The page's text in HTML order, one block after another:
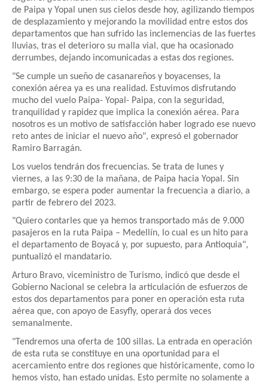
de Paipa y Yopal unen sus cielos desde hoy, agilizando tiempos
de desplazamiento y mejorando la movilidad entre estos dos
departamentos que han sufrido las inclemencias de las fuertes
lluvias, tras el deterioro su malla vial, que ha ocasionado
derrumbes, dejando incomunicadas a estas dos regiones.
"Se cumple un sueño de casanareños y boyacenses, la
conexión aérea ya es una realidad. Estuvimos disfrutando
mucho del vuelo Paipa- Yopal- Paipa, con la seguridad,
tranquilidad y rapidez que implica la conexión aérea. Para
nosotros es un motivo de satisfacción haber logrado ese nuevo
reto antes de iniciar el nuevo año", expresó el gobernador
Ramiro Barragán.
Los vuelos tendrán dos frecuencias. Se trata de lunes y
viernes, a las 9:30 de la mañana, de Paipa hacia Yopal. Sin
embargo, se espera poder aumentar la frecuencia a diario, a
partir de febrero del 2023.
"Quiero contarles que ya hemos transportado más de 9.000
pasajeros en la ruta Paipa – Medellín, lo cual es un hito para
el departamento de Boyacá y, por supuesto, para Antioquia",
puntualizó el mandatario.
Arturo Bravo, viceministro de Turismo, indicó que desde el
Gobierno Nacional se celebra la articulación de esfuerzos de
estos dos departamentos para poner en operación esta ruta
aérea que, con apoyo de Easyfly, operará dos veces
semanalmente.
"Tendremos una oferta de 100 sillas. La entrada en operación
de esta ruta se constituye en una oportunidad para el
acercamiento entre dos regiones que históricamente, como lo
hemos visto, han estado unidas. Esto permite no solamente a